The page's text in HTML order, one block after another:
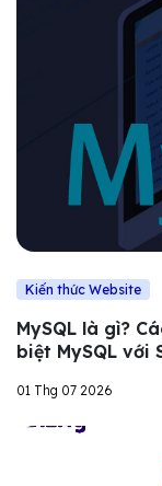
Kiến thức Website
MySQL là gì?
biệt MySQL với
01 Thg 07 2026